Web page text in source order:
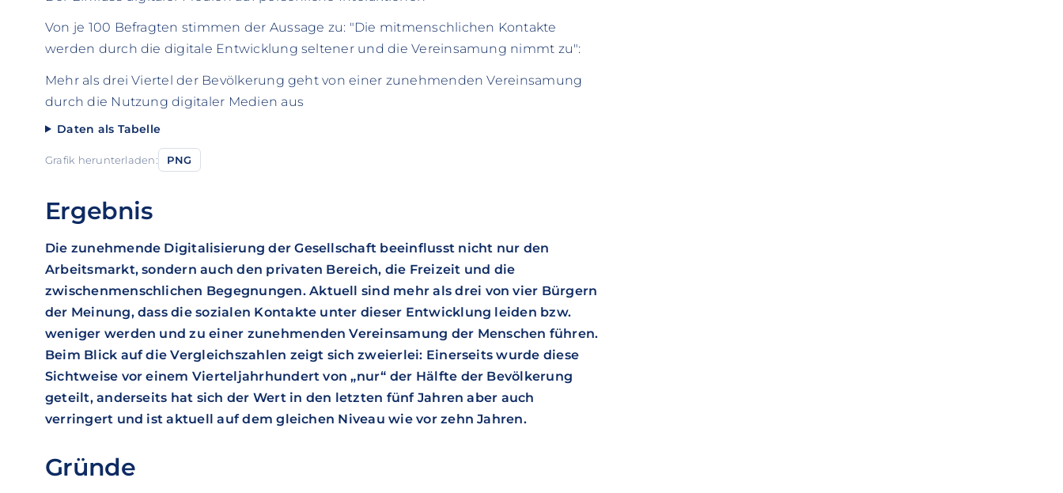
Von je 100 Befragten stimmen der Aussage zu: "Die mitmenschlichen Kontakte
werden durch die digitale Entwicklung seltener und die Vereinsamung nimmt zu":
Mehr als drei Viertel der Bevölkerung geht von einer zunehmenden Vereinsamung
durch die Nutzung digitaler Medien aus
Daten als Tabelle
Grafik herunterladen: PNG
Ergebnis
Die zunehmende Digitalisierung der Gesellschaft beeinflusst nicht nur den
Arbeitsmarkt, sondern auch den privaten Bereich, die Freizeit und die
zwischenmenschlichen Begegnungen. Aktuell sind mehr als drei von vier Bürgern
der Meinung, dass die sozialen Kontakte unter dieser Entwicklung leiden bzw.
weniger werden und zu einer zunehmenden Vereinsamung der Menschen führen.
Beim Blick auf die Vergleichszahlen zeigt sich zweierlei: Einerseits wurde diese
Sichtweise vor einem Vierteljahrhundert von „nur“ der Hälfte der Bevölkerung
geteilt, anderseits hat sich der Wert in den letzten fünf Jahren aber auch
verringert und ist aktuell auf dem gleichen Niveau wie vor zehn Jahren.
Gründe